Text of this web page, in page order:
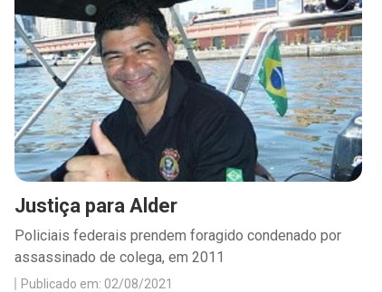
Justiça para Alder
Policiais federais prendem foragido condenado por
assassinado de colega, em 2011
Publicado em: 02/08/2021